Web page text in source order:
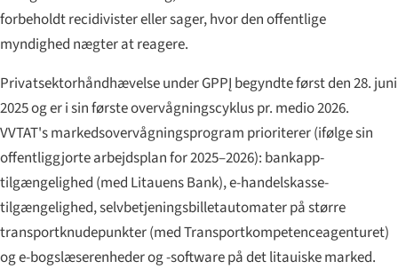
forbeholdt recidivister eller sager, hvor den offentlige
myndighed nægter at reagere.
Privatsektorhåndhævelse under GPPĮ begyndte først den 28. juni
2025 og er i sin første overvågningscyklus pr. medio 2026.
VVTAT's markedsovervågningsprogram prioriterer (ifølge sin
offentliggjorte arbejdsplan for 2025–2026): bankapp-
tilgængelighed (med Litauens Bank), e-handelskasse-
tilgængelighed, selvbetjeningsbilletautomater på større
transportknudepunkter (med Transportkompetenceagenturet)
og e-bogslæserenheder og -software på det litauiske marked.